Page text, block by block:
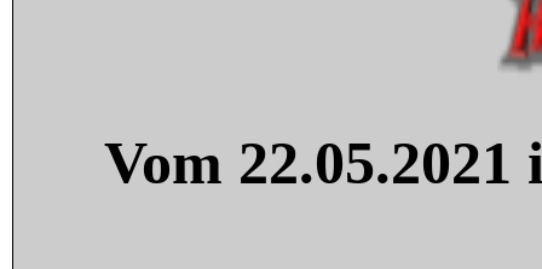
Vom